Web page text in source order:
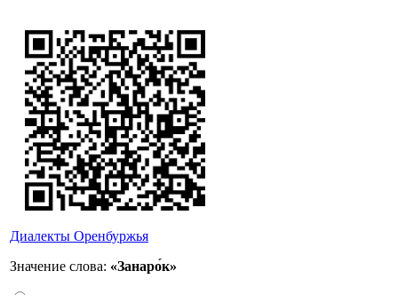
Диалекты Оренбуржья
Значение слова: «Занаро́к»